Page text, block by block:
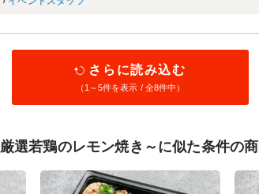
さらに読み込む
（1～5件を表示 / 全8件中）
選若鶏のレモン焼き～に似た条件の